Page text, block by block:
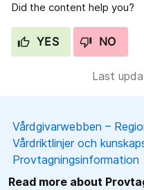
Did the content help you?
YES NO
Last
Vårdgivarwebben –
Vårdriktlinjer och
Provtagningsinformation
Read more about